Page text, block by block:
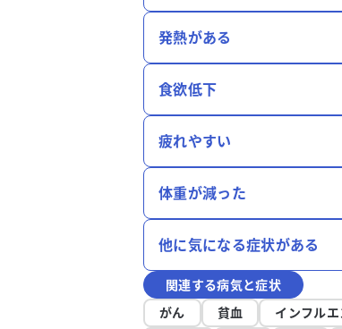
発熱がある
食欲低下
疲れやすい
体重が減った
他に気になる症状がある
関連する病気と症状
がん
貧血 インフルエ